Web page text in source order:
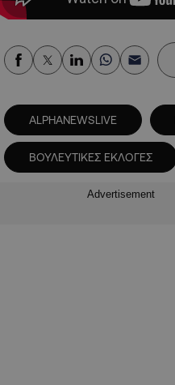
ALPHANEWSLIVE
ΒΟΥΛΕΥΤΙΚΕΣ ΕΚΛΟΓΕΣ
Advertisement